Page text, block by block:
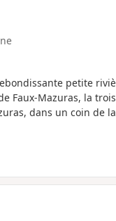
petite
Faux-Mazuras, la
dans un coin de